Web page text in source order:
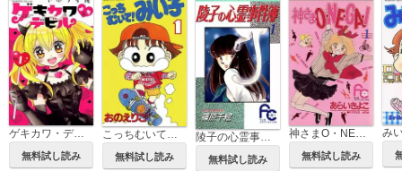
ゲキカワ・デビル
無料試し読み
こっちむいて！みい子
無料試し読み 無料試し読み
神さまO・NE・GA・I
無料試し読み
み